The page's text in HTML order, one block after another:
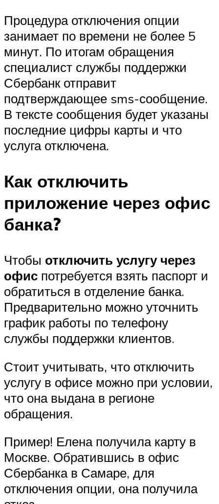
Процедура отключения опции
занимает по времени не более 5
минут. По итогам обращения
специалист службы поддержки
Сбербанк отправит
подтверждающее sms-сообщение.
В тексте сообщения будет указаны
последние цифры карты и что
услуга отключена.
Как отключить
приложение через офис
банка?
Чтобы отключить услугу через
офис потребуется взять паспорт и
обратиться в отделение банка.
Предварительно можно уточнить
график работы по телефону
службы поддержки клиентов.
Стоит учитывать, что отключить
услугу в офисе можно при условии,
что она выдана в регионе
обращения.
Пример! Елена получила карту в
Москве. Обратившись в офис
Сбербанка в Самаре, для
отключения опции, она получила